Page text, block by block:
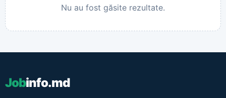
Nu au fost găsite rezultate.
Jobinfo.md